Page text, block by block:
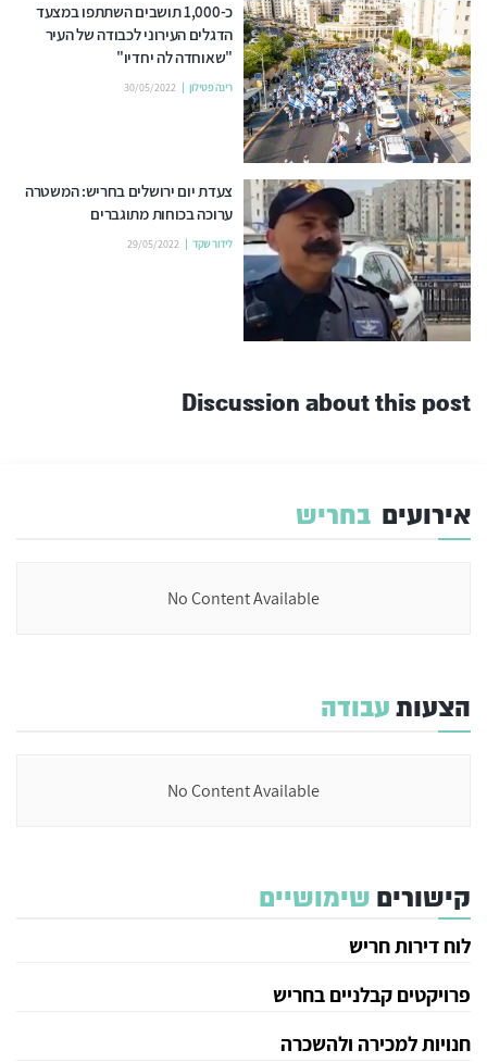
כ-1,000 תושבים השתתפו במצעד
הדגלים העירוני לכבודה של העיר
"שאוחדה לה יחדיו"
רינה פטילון 30/05/2022
צעדת יום ירושלים בחריש: המשטרה
ערוכה בכוחות מתוגברים
לידור שקד 29/05/2022
Discussion about this post
אירועים בחריש
No Content Available
הצעותעבודה
No Content Available
קישורים שימושיים
לוח דירות חריש
פרויקטים קבלניים בחריש
חנויות למכירה ולהשכרה